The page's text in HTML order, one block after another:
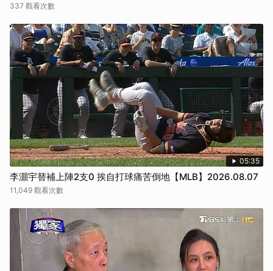
337 觀看次數
05:35
李灝宇替補上陣2支0 挨自打球痛苦倒地【MLB】2026.08.07
11,049 觀看次數